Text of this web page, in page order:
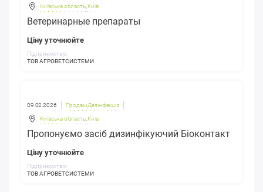
Київська область, Київ
Ветеринарные препараты
Ціну уточнюйте
Підприємство:
ТОВ АГРОВЕТСИСТЕМИ
09.02.2026 Продам Дезінфекція
Київська область, Київ
Пропонуємо засіб дизинфікуючий Біоконтакт
Ціну уточнюйте
Підприємство:
ТОВ АГРОВЕТСИСТЕМИ